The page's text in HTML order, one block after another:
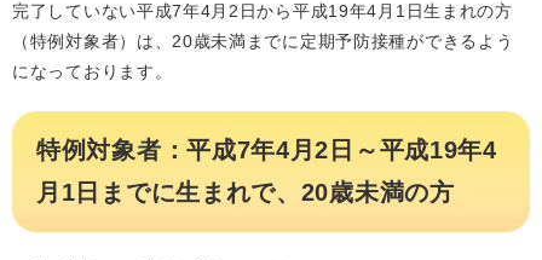
完了していない平成7年4月2日から平成19年4月1日生まれの方
（特例対象者）は、20歳未満までに定期予防接種ができるよう
になっております。
特例対象者：平成7年4月2日～平成19年4
月1日までに生まれで、20歳未満の方